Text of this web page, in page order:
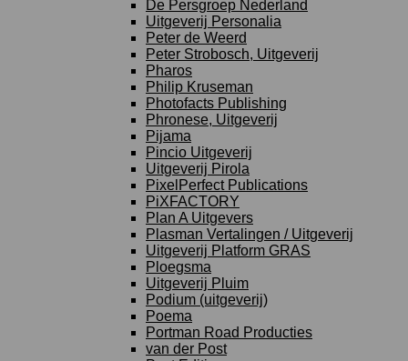
De Persgroep Nederland
Uitgeverij Personalia
Peter de Weerd
Peter Strobosch, Uitgeverij
Pharos
Philip Kruseman
Photofacts Publishing
Phronese, Uitgeverij
Pijama
Pincio Uitgeverij
Uitgeverij Pirola
PixelPerfect Publications
PiXFACTORY
Plan A Uitgevers
Plasman Vertalingen / Uitgeverij
Uitgeverij Platform GRAS
Ploegsma
Uitgeverij Pluim
Podium (uitgeverij)
Poema
Portman Road Producties
van der Post